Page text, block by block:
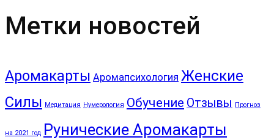
Метки новостей
Аромакарты Аромапсихология Женские
Силы Медитация Нумерология Обучение Отзывы Прогноз
на 2021 год Рунические Аромакарты